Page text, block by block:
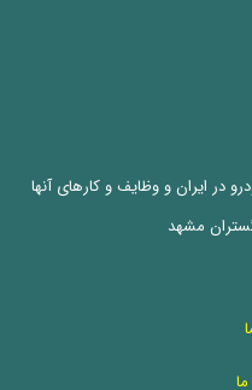
در ایران و وظایف و کارهای آنها
مشهد